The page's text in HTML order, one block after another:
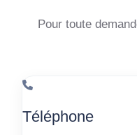
Pour toute
Téléphone